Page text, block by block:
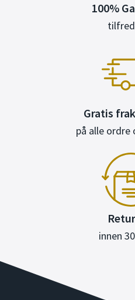
100%
Gratis
på alle ordre
innen